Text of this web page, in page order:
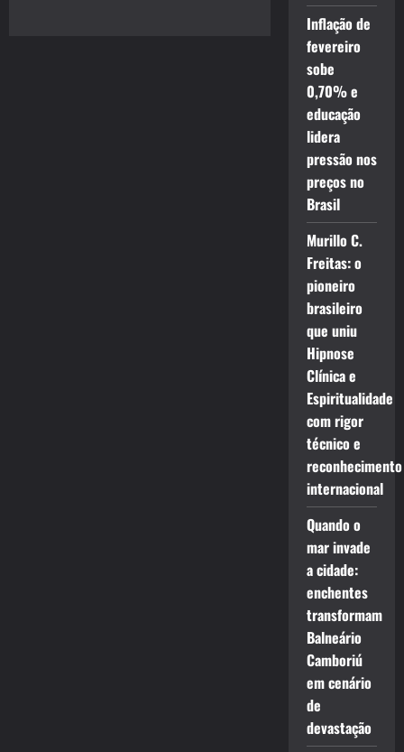
Inflação de
fevereiro
sobe
0,70% e
educação
lidera
pressão nos
preços no
Brasil
Murillo C.
Freitas: o
pioneiro
brasileiro
que uniu
Hipnose
Clínica e
Espiritualidade
com rigor
técnico e
reconhecimento
internacional
Quando o
mar invade
a cidade:
enchentes
transformam
Balneário
Camboriú
em cenário
de
devastação